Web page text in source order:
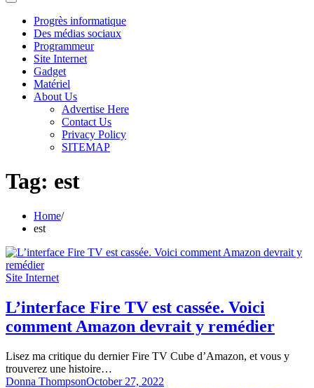
Progrès informatique
Des médias sociaux
Programmeur
Site Internet
Gadget
Matériel
About Us
Advertise Here
Contact Us
Privacy Policy
SITEMAP
Tag: est
Home
est
Site Internet
L’interface Fire TV est cassée. Voici
comment Amazon devrait y remédier
Lisez ma critique du dernier Fire TV Cube d’Amazon, et vous y
trouverez une histoire…
Donna ThompsonOctober 27, 2022